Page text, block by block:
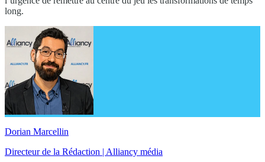
long.
Dorian Marcellin
Directeur de la Rédaction | Alliancy média